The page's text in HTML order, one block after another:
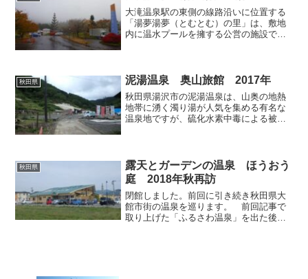
大滝温泉駅の東側の線路沿いに位置する
「湯夢湯夢（とむとむ）の里」は、敷地
内に温水プールを擁する公営の施設で、
コンクリ打ちっぱなしの外観...
秋田県 泥湯温泉 奥山旅館 2017年
秋田県湯沢市の泥湯温泉は、山奥の地熱
地帯に湧く濁り湯が人気を集める有名な
温泉地ですが、硫化水素中毒による被害
心を痛めてまいりました。...
秋田県
露天とガーデンの温泉 ほうおう
庭 2018年秋再訪
閉館しました。前回に引き続き秋田県大
館市街の温泉を巡ります。 前回記事で
取り上げた「ふるさわ温泉」を出た後